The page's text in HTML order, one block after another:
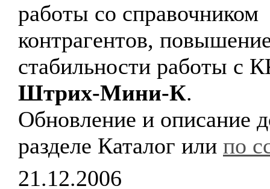
работы со справочником
контрагентов,
стабильности работы с
Штрих-Мини-К.
Обновление и описание
разделе Каталог или по
21.12.2006